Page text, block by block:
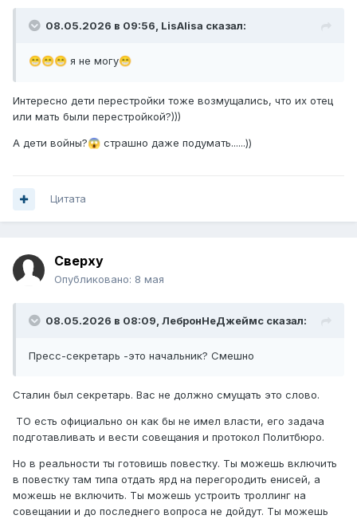
08.05.2026 в 09:56, LisAlisa сказал:
😁😁😁 я не могу😁
Интересно дети перестройки тоже возмущались, что их отец
или мать были перестройкой?)))
А дети войны?😱 страшно даже подумать......))
Цитата
Сверху
Опубликовано: 8 мая
08.05.2026 в 08:09, ЛебронНеДжеймс сказал:
Пресс-секретарь -это начальник? Смешно
Сталин был секретарь. Вас не должно смущать это слово.
ТО есть официально он как бы не имел власти, его задача
подготавливать и вести совещания и протокол Политбюро.
Но в реальности ты готовишь повестку. Ты можешь включить
в повестку там типа отдать ярд на перегородить енисей, а
можешь не включить. Ты можешь устроить троллинг на
совещании и до последнего вопроса не дойдут. Ты можешь